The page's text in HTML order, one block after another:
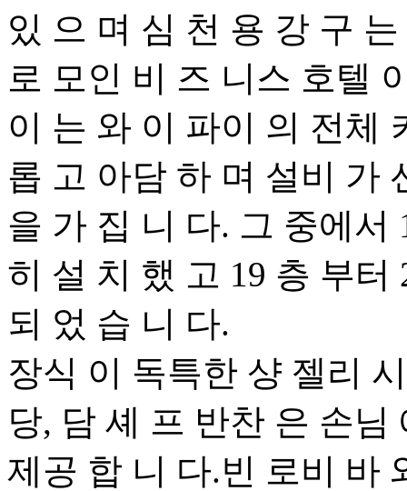
있 으 며 심 천 용 강 구
로 모인 비 즈 니스 호텔
이 는 와 이 파이 의 전체
롭 고 아담 하 며 설비 가
을 가 집 니 다. 그 중에서
히 설 치 했 고 19 층 부
되 었 습 니 다.
장식 이 독특한 샹 젤리
당, 담 셰 프 반찬 은 손
제공 합 니 다.빈 로비 바